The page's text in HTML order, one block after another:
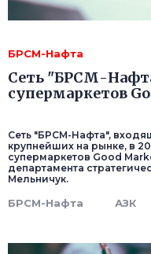
БРСМ-Нафта
Сеть "БРСМ-
супермаркетов
Сеть "БРСМ-Нафта",
крупнейших на рынке, в
супермаркетов Good
департамента
Мельничук.
БРСМ-Нафта АЗК